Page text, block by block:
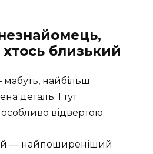
близький
мабуть, найбільш
деталь. І тут
особливо відвертою.
— найпоширеніший